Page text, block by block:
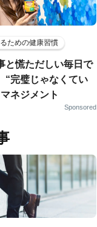
ための健康習慣
と慌ただしい毎日で
“完璧じゃなくてい
ネジメント
Sponsored